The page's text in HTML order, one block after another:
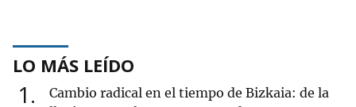
LO MÁS LEÍDO
1
Cambio radical en el tiempo de Bizkaia: de la